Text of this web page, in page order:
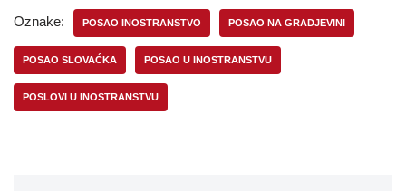
Oznake: POSAO INOSTRANSTVO POSAO NA GRADJEVINI
POSAO SLOVAĆKA POSAO U INOSTRANSTVU
POSLOVI U INOSTRANSTVU